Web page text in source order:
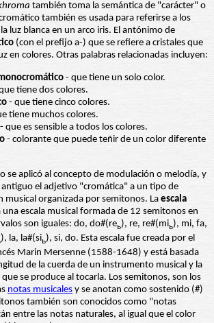
también toma la semántica de "carácter" o
también es usada para referirse a los
luz blanca en un arco iris. El antónimo de
(con el prefijo a-) que se refiere a cristales que
en colores. Otras palabras relacionadas incluyen:
- que tiene un solo color.
tiene dos colores.
- que tiene cinco colores.
tiene muchos colores.
- que es sensible a todos los colores.
- colorante que puede teñir de un color diferente
se aplicó al concepto de modulación o melodía, y
antiguo el adjetivo "cromática" a un tipo de
musical organizada por semitonos. La escala
una escala musical formada de 12 semitonos en
son iguales: do, do#(reь), re, re#(miь), mi, fa,
), la, la#(siь), si, do. Esta escala fue creada por el
Marin Mersenne (1588-1648) y está basada
de la cuerda de un instrumento musical y la
se produce al tocarla. Los semitonos, son los
notas musicales y se anotan como sostenido (#)
también son conocidos como "notas
entre las notas naturales, al igual que el color